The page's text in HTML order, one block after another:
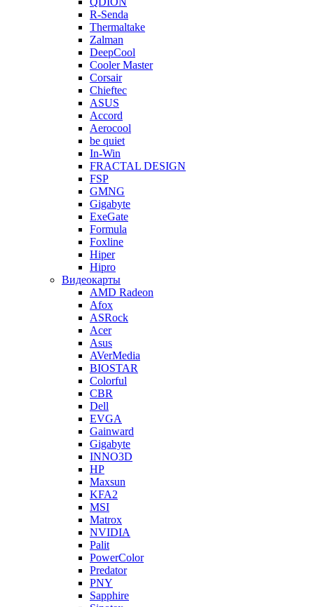
R-Senda
Thermaltake
Zalman
DeepCool
Cooler Master
Corsair
Chieftec
ASUS
Accord
Aerocool
be quiet
In-Win
FRACTAL DESIGN
FSP
GMNG
Gigabyte
ExeGate
Formula
Foxline
Hiper
Hipro
Видеокарты
AMD Radeon
Afox
ASRock
Acer
Asus
AVerMedia
BIOSTAR
Colorful
CBR
Dell
EVGA
Gainward
Gigabyte
INNO3D
HP
Maxsun
KFA2
MSI
Matrox
NVIDIA
Palit
PowerColor
Predator
PNY
Sapphire